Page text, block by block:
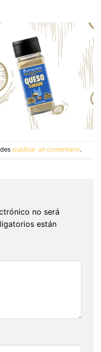
publicar un comentario.
no será
están